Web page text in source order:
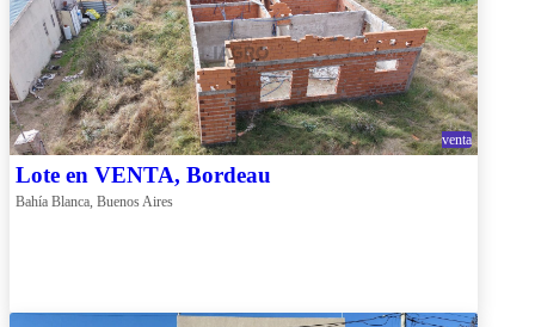
venta
Lote en VENTA, Bordeau
Bahía Blanca, Buenos Aires